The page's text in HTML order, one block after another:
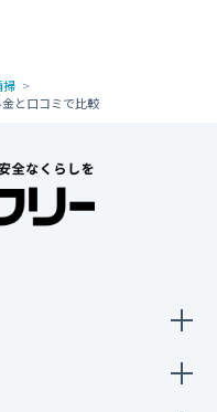
掃
と口コミで比較